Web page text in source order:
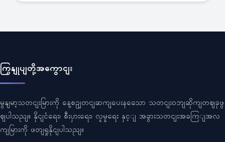
ကြှနျုပျတို့အကွောငျး
မွနျမာ့သတငျးမြားကို နေ့စဥျတငျဆကျပေးနသေော သတငျးဝဘျဆိုကျတဈခုဖွ
ဈပါသညျ။ နိုငျငံရေး၊ စီးပှားရေး၊ လူမှုရေး နှင့ျ အခွားသတငျးအခကြျအလ
ကျမြားကို ဖတျရှုနိုငျပါသညျ။